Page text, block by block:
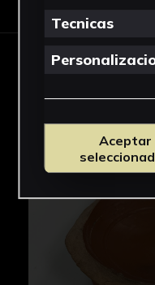
Tecnicas
Aceptar